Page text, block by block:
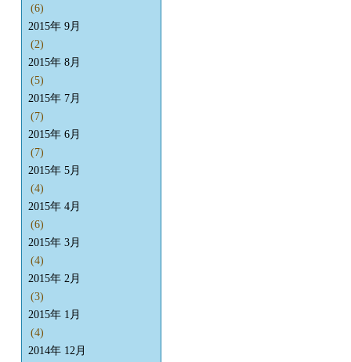
(6)
2015年 9月
(2)
2015年 8月
(5)
2015年 7月
(7)
2015年 6月
(7)
2015年 5月
(4)
2015年 4月
(6)
2015年 3月
(4)
2015年 2月
(3)
2015年 1月
(4)
2014年 12月